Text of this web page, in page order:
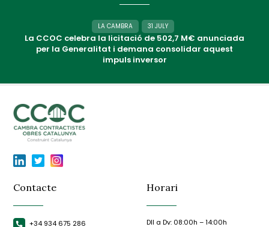
LA CAMBRA 31 JULY
La CCOC celebra la licitació de 502,7 M€ anunciada
per la Generalitat i demana consolidar aquest
impuls inversor
Contacte
+34 934 675 286
Horari
Dll a Dv: 08:00h – 14:00h